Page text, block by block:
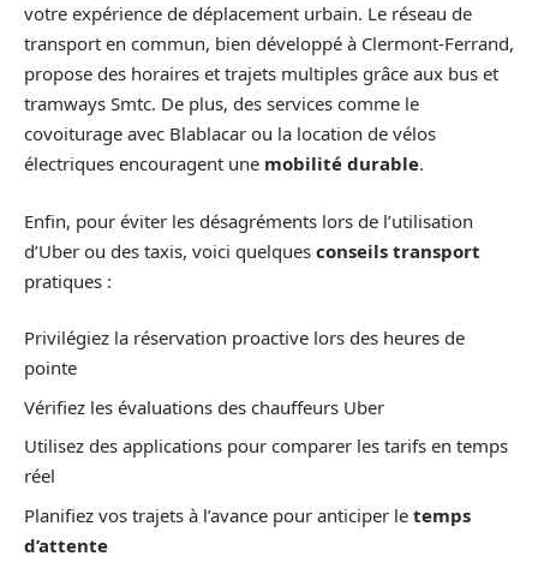
votre expérience de déplacement urbain. Le réseau de
transport en commun, bien développé à Clermont-Ferrand,
propose des horaires et trajets multiples grâce aux bus et
tramways Smtc. De plus, des services comme le
covoiturage avec Blablacar ou la location de vélos
électriques encouragent une mobilité durable.
Enfin, pour éviter les désagréments lors de l’utilisation
d’Uber ou des taxis, voici quelques conseils transport
pratiques :
Privilégiez la réservation proactive lors des heures de
pointe
Vérifiez les évaluations des chauffeurs Uber
Utilisez des applications pour comparer les tarifs en temps
réel
Planifiez vos trajets à l’avance pour anticiper le temps
d’attente